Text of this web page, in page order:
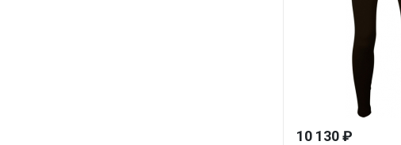
10 130 ₽